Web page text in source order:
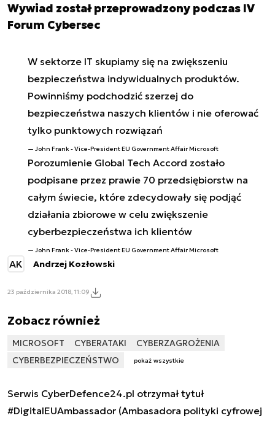
Wywiad został przeprowadzony podczas IV
Forum Cybersec
W sektorze IT skupiamy się na zwiększeniu
bezpieczeństwa indywidualnych produktów.
Powinniśmy podchodzić szerzej do
bezpieczeństwa naszych klientów i nie oferować
tylko punktowych rozwiązań
John Frank - Vice-President EU Government Affair Microsoft
Porozumienie Global Tech Accord zostało
podpisane przez prawie 70 przedsiębiorstw na
całym świecie, które zdecydowały się podjąć
działania zbiorowe w celu zwiększenie
cyberbezpieczeństwa ich klientów
John Frank - Vice-President EU Government Affair Microsoft
AK Andrzej Kozłowski
23 października 2018, 11:09
Zobacz również
MICROSOFT CYBERATAKI
CYBERZAGROŻENIA
CYBERBEZPIECZEŃSTWO
pokaż wszystkie
Serwis CyberDefence24.pl otrzymał tytuł
#DigitalEUAmbassador (Ambasadora polityki cyfrowej